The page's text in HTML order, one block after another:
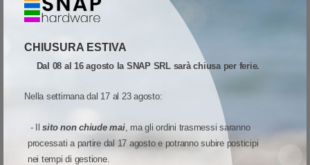
CHIUSURA ESTIVA
Dal 08 al 16 agosto la SNAP SRL sarà chiusa per ferie.
Nella settimana dal 17 al 23 agosto:
- Ilsito non chiude mai, ma gli ordini trasmessi saranno
processati a partire dal 17 agosto e potranno subire posticipi
nei tempi di gestione.
ACCESSORI E RICAMBI- ZEBRA -
15,48 €
Aggiungi al carrello
ACCESSORI E RICAMBI
CAVO PER TERMINALE
14,04 €
Aggiungi al carrello